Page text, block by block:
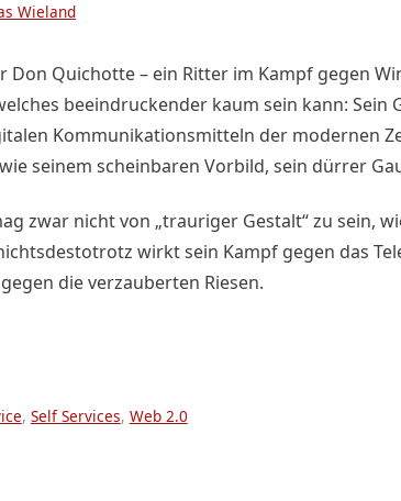
Wieland
Don Quichotte – ein Ritter im Kampf gegen
beeindruckender kaum sein kann: Sein
Kommunikationsmitteln der modernen
seinem scheinbaren Vorbild, sein dürrer
zwar nicht von „trauriger Gestalt“ zu sein,
wirkt sein Kampf gegen das
die verzauberten Riesen.
, Self Services, Web 2.0